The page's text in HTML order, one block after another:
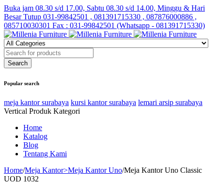
Buka jam 08.30 s/d 17.00, Sabtu 08.30 s/d 14.00, Minggu & Hari
Besar Tutup 031-99842501 , 081391715330 , 087876000886 ,
085710030301 Fax : 031-99842501 (Whatsapp - 081391715330)
Popular search
meja kantor surabaya kursi kantor surabaya lemari arsip surabaya
Vertical Produk Kategori
Home
Katalog
Blog
Tentang Kami
Home/Meja Kantor>Meja Kantor Uno/Meja Kantor Uno Classic
UOD 1032